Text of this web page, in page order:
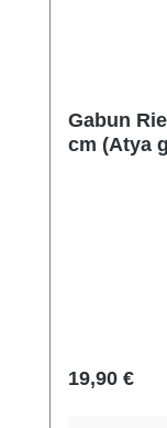
Gabun
cm (Atya
Regulärer
19,90 €